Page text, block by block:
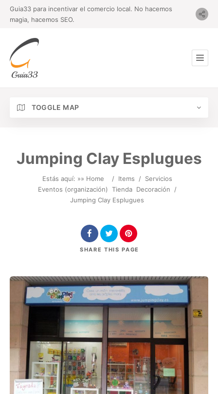
Guia33 para incentivar el comercio local. No hacemos
magia, hacemos SEO.
TOGGLE MAP
Jumping Clay Esplugues
Estás aquí: »» Home / Items / Servicios
Eventos (organización) Tienda Decoración
/
Jumping Clay Esplugues
SHARE THIS PAGE